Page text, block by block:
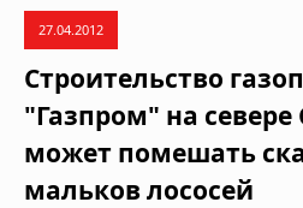
27.04.2012
Строительство
"Газпром" на севере
может помешать
мальков лососей